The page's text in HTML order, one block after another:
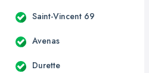
Saint-Vincent 69
Avenas
Durette